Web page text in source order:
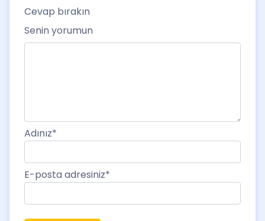
Cevap bırakın
Senin yorumun
Adınız*
E-posta adresiniz*